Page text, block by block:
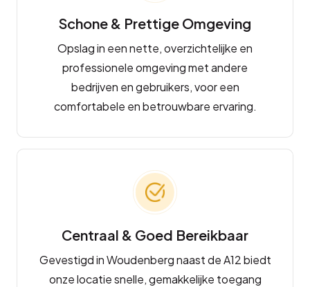
Schone & Prettige Omgeving
Opslag in een nette, overzichtelijke en
professionele omgeving met andere
bedrijven en gebruikers, voor een
comfortabele en betrouwbare ervaring.
Centraal & Goed Bereikbaar
Gevestigd in Woudenberg naast de A12 biedt
onze locatie snelle, gemakkelijke toegang